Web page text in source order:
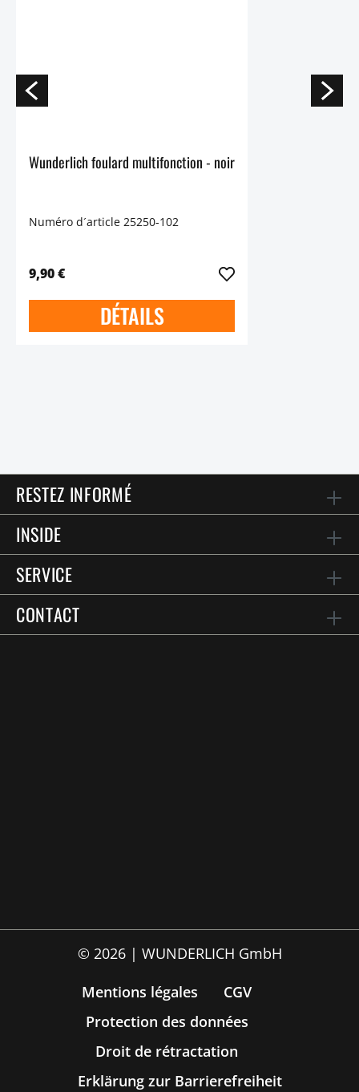
Wunderlich foulard multifonction - noir
Numéro d´article 25250-102
9,90 €
DÉTAILS
RESTEZ INFORMÉ
INSIDE
SERVICE
CONTACT
© 2026 | WUNDERLICH GmbH
Mentions légales
CGV
Protection des données
Droit de rétractation
Erklärung zur Barrierefreiheit